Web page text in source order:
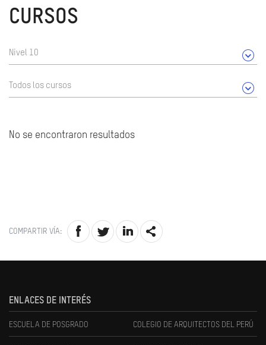
CURSOS
Nivel 10
Todos los cursos
No se encontraron resultados
COMPARTIR VÍA:
ENLACES DE INTERÉS
ESCUELA DE POSGRADO COLEGIO DE ARQUITECTOS DEL PERÚ